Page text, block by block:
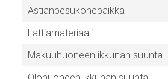
Astianpesukonepaikka
Lattiamateriaali
Makuuhuoneen ikkunan suunta